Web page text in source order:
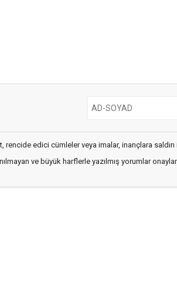
rencide edici cümleler veya imalar, inançlara
ve büyük harflerle yazılmış yorumlar